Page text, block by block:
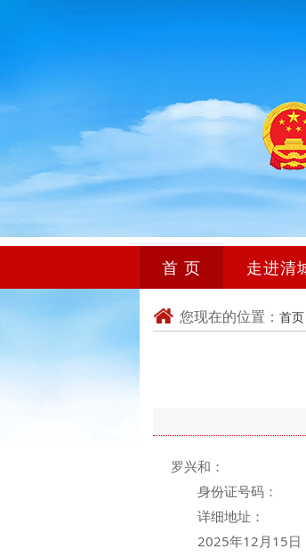
首 页 走进清
您现在的位置： 首页
罗兴和：
身份证号码：
详细地址：
2025年12月15日，